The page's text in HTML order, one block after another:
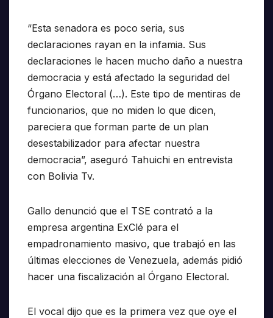
“Esta senadora es poco seria, sus
declaraciones rayan en la infamia. Sus
declaraciones le hacen mucho daño a nuestra
democracia y está afectado la seguridad del
Órgano Electoral (…). Este tipo de mentiras de
funcionarios, que no miden lo que dicen,
pareciera que forman parte de un plan
desestabilizador para afectar nuestra
democracia”, aseguró Tahuichi en entrevista
con Bolivia Tv.
Gallo denunció que el TSE contrató a la
empresa argentina ExClé para el
empadronamiento masivo, que trabajó en las
últimas elecciones de Venezuela, además pidió
hacer una fiscalización al Órgano Electoral.
El vocal dijo que es la primera vez que oye el